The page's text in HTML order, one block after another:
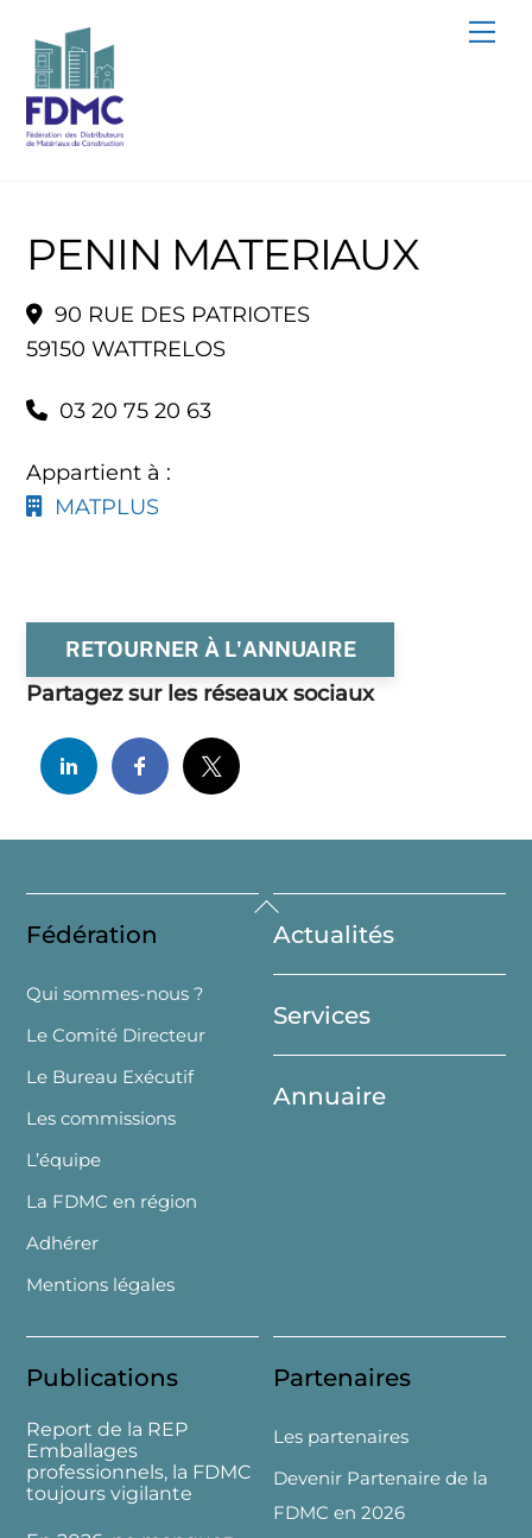
content
PENIN MATERIAUX
90 RUE DES PATRIOTES
59150 WATTRELOS
03 20 75 20 63
Appartient à :
MATPLUS
RETOURNER À L'ANNUAIRE
Partagez sur les réseaux sociaux
Back
To
Top
Fédération
Qui sommes-nous ?
Le Comité Directeur
Le Bureau Exécutif
Les commissions
L’équipe
La FDMC en région
Adhérer
Mentions légales
Actualités
Services
Annuaire
Publications
Report de la REP
Emballages
professionnels, la FDMC
toujours vigilante
Partenaires
Les partenaires
Devenir Partenaire de la
FDMC en 2026